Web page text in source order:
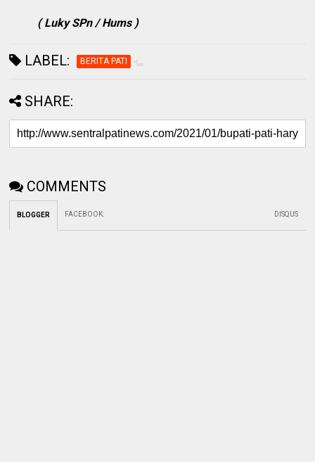
( Luky SPn / Hums )
LABEL: BERITA PATI
SHARE:
COMMENTS
BLOGGER FACEBOOK: DISQUS